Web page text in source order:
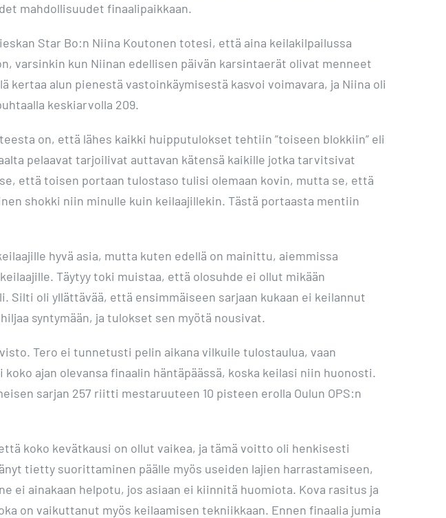
mahdollisuudet finaalipaikkaan.
Star Bo:n Niina Koutonen totesi, että aina keilakilpailussa
varsinkin kun Niinan edellisen päivän karsintaerät olivat menneet
alun pienestä vastoinkäymisestä kasvoi voimavara, ja Niina oli
keskiarvolla 209.
on, että lähes kaikki huipputulokset tehtiin ”toiseen blokkiin” eli
pelaavat tarjoilivat auttavan kätensä kaikille jotka tarvitsivat
että toisen portaan tulostaso tulisi olemaan kovin, mutta se, että
shokki niin minulle kuin keilaajillekin. Tästä portaasta mentiin
hyvä asia, mutta kuten edellä on mainittu, aiemmissa
Täytyy toki muistaa, että olosuhde ei ollut mikään
Silti oli yllättävää, että ensimmäiseen sarjaan kukaan ei keilannut
syntymään, ja tulokset sen myötä nousivat.
Tero ei tunnetusti pelin aikana vilkuile tulostaulua, vaan
ajan olevansa finaalin häntäpäässä, koska keilasi niin huonosti.
sarjan 257 riitti mestaruuteen 10 pisteen erolla Oulun OPS:n
koko kevätkausi on ollut vaikea, ja tämä voitto oli henkisesti
tietty suorittaminen päälle myös useiden lajien harrastamiseen,
ei ainakaan helpotu, jos asiaan ei kiinnitä huomiota. Kova rasitus ja
on vaikuttanut myös keilaamisen tekniikkaan. Ennen finaalia jumia